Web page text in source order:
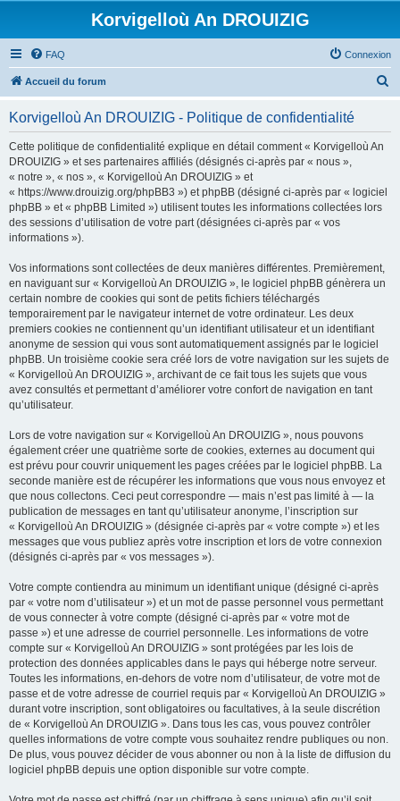
Korvigelloù An DROUIZIG
FAQ Connexion
Accueil du forum
Korvigelloù An DROUIZIG - Politique de confidentialité
Cette politique de confidentialité explique en détail comment « Korvigelloù An
DROUIZIG » et ses partenaires affiliés (désignés ci-après par « nous »,
« notre », « nos », « Korvigelloù An DROUIZIG » et
« https://www.drouizig.org/phpBB3 ») et phpBB (désigné ci-après par « logiciel
phpBB » et « phpBB Limited ») utilisent toutes les informations collectées lors
des sessions d’utilisation de votre part (désignées ci-après par « vos
informations »).
Vos informations sont collectées de deux manières différentes. Premièrement,
en naviguant sur « Korvigelloù An DROUIZIG », le logiciel phpBB génèrera un
certain nombre de cookies qui sont de petits fichiers téléchargés
temporairement par le navigateur internet de votre ordinateur. Les deux
premiers cookies ne contiennent qu’un identifiant utilisateur et un identifiant
anonyme de session qui vous sont automatiquement assignés par le logiciel
phpBB. Un troisième cookie sera créé lors de votre navigation sur les sujets de
« Korvigelloù An DROUIZIG », archivant de ce fait tous les sujets que vous
avez consultés et permettant d’améliorer votre confort de navigation en tant
qu’utilisateur.
Lors de votre navigation sur « Korvigelloù An DROUIZIG », nous pouvons
également créer une quatrième sorte de cookies, externes au document qui
est prévu pour couvrir uniquement les pages créées par le logiciel phpBB. La
seconde manière est de récupérer les informations que vous nous envoyez et
que nous collectons. Ceci peut correspondre — mais n’est pas limité à — la
publication de messages en tant qu’utilisateur anonyme, l’inscription sur
« Korvigelloù An DROUIZIG » (désignée ci-après par « votre compte ») et les
messages que vous publiez après votre inscription et lors de votre connexion
(désignés ci-après par « vos messages »).
Votre compte contiendra au minimum un identifiant unique (désigné ci-après
par « votre nom d’utilisateur ») et un mot de passe personnel vous permettant
de vous connecter à votre compte (désigné ci-après par « votre mot de
passe ») et une adresse de courriel personnelle. Les informations de votre
compte sur « Korvigelloù An DROUIZIG » sont protégées par les lois de
protection des données applicables dans le pays qui héberge notre serveur.
Toutes les informations, en-dehors de votre nom d’utilisateur, de votre mot de
passe et de votre adresse de courriel requis par « Korvigelloù An DROUIZIG »
durant votre inscription, sont obligatoires ou facultatives, à la seule discrétion
de « Korvigelloù An DROUIZIG ». Dans tous les cas, vous pouvez contrôler
quelles informations de votre compte vous souhaitez rendre publiques ou non.
De plus, vous pouvez décider de vous abonner ou non à la liste de diffusion du
logiciel phpBB depuis une option disponible sur votre compte.